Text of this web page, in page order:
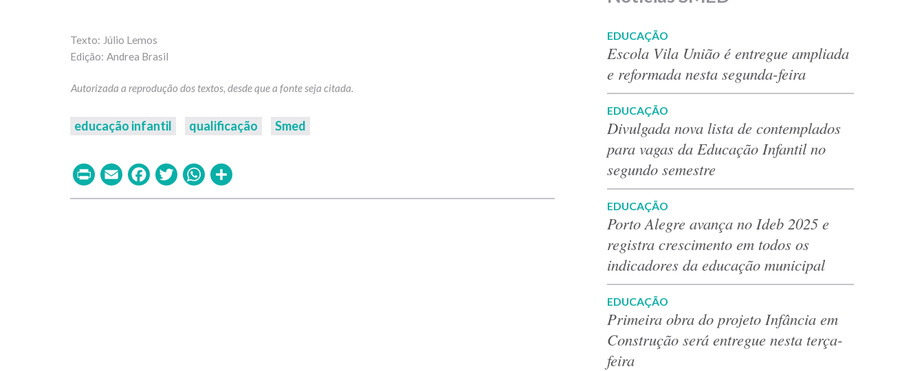
Júlio Lemos
Andrea Brasil
educação infantil qualificação Smed
PrintEmailFacebook
TwitterWhatsApp
EDUCAÇÃO
Escola Vila União é entregue ampliada
e reformada nesta segunda-feira
EDUCAÇÃO
Divulgada nova lista de contemplados
para vagas da Educação Infantil no
segundo semestre
EDUCAÇÃO
Porto Alegre avança no Ideb 2025 e
registra crescimento em todos os
indicadores da educação municipal
EDUCAÇÃO
Primeira obra do projeto Infância em
Construção será entregue nesta terça-
feira